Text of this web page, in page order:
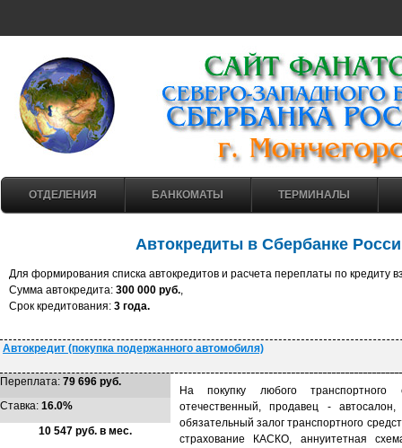
ОТДЕЛЕНИЯ БАНКОМАТЫ ТЕРМИНАЛЫ
Автокредиты в Сбербанке
Для формирования списка автокредитов и расчета переплаты по
Cумма автокредита: 300 000 руб.,
Cрок кредитования: 3 года.
Автокредит (покупка подержанного автомобиля)
Переплата: 79 696 руб.
На покупку любого транспортного
отечественный, продавец -
обязательный залог транспортного
страхование КАСКО, аннуитетная
Ставка: 16.0%
10 547 руб. в мес.